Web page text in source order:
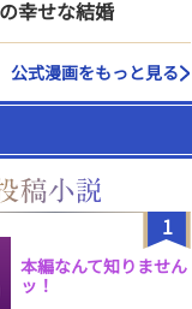
幸せな結婚
公式漫画をもっと見る
1
本編なんて知りません
ッ！